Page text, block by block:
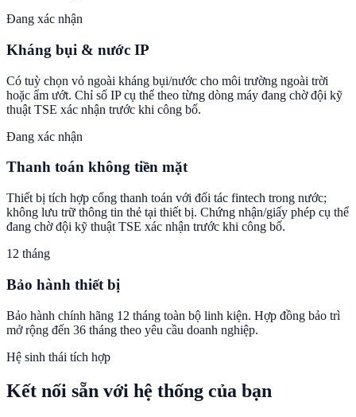
Đang xác nhận
Kháng bụi & nước IP
Có tuỳ chọn vỏ ngoài kháng bụi/nước cho môi trường ngoài trời
hoặc ẩm ướt. Chỉ số IP cụ thể theo từng dòng máy đang chờ đội kỹ
thuật TSE xác nhận trước khi công bố.
Đang xác nhận
Thanh toán không tiền mặt
Thiết bị tích hợp cổng thanh toán với đối tác fintech trong nước;
không lưu trữ thông tin thẻ tại thiết bị. Chứng nhận/giấy phép cụ thể
đang chờ đội kỹ thuật TSE xác nhận trước khi công bố.
12 tháng
Bảo hành thiết bị
Bảo hành chính hãng 12 tháng toàn bộ linh kiện. Hợp đồng bảo trì
mở rộng đến 36 tháng theo yêu cầu doanh nghiệp.
Hệ sinh thái tích hợp
Kết nối sẵn với hệ thống của bạn